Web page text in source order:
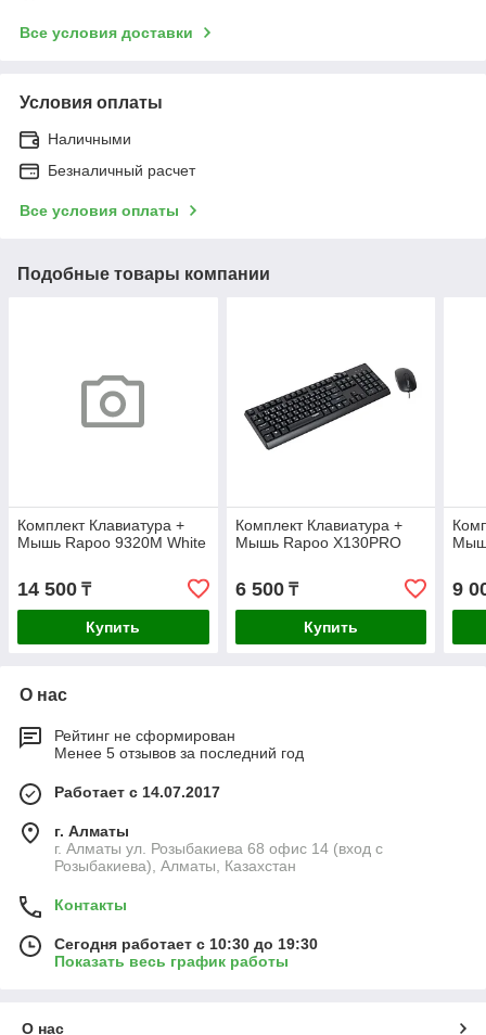
Все условия доставки
Условия оплаты
Наличными
Безналичный расчет
Все условия оплаты
Подобные товары компании
Комплект Клавиатура +
Мышь Rapoo 9320M White
14 500 ₸
Купить
Комплект Клавиатура +
Мышь Rapoo X130PRO
6 500₸
Купить
9
О нас
Рейтинг не сформирован
Менее 5 отзывов за последний год
Работает с 14.07.2017
г. Алматы
г. Алматы ул. Розыбакиева 68 офис 14 (вход с
Розыбакиева), Алматы, Казахстан
Контакты
Сегодня работает с 10:30 до 19:30
Показать весь график работы
О нас